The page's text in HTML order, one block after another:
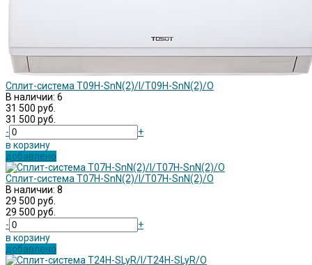
Сплит-система T09H-SnN(2)/I/T09H-SnN(2)/O
В наличии: 6
31 500 руб.
31 500 руб.
-
+
в корзину
добавлено
Сплит-система T07H-SnN(2)/I/T07H-SnN(2)/O
В наличии: 8
29 500 руб.
29 500 руб.
-
+
в корзину
добавлено